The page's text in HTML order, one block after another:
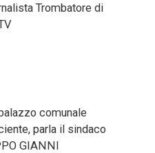
Trombatore di
comunale
parla il sindaco
GIANNI